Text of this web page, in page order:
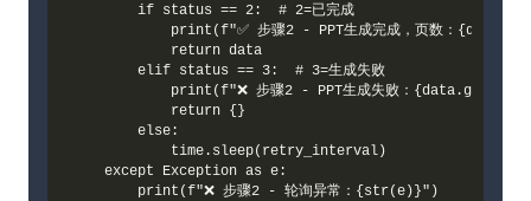
        if status == 2:  # 2=已完成
print(f"✅ 步骤2 - PPT生成完成，页数：
            return data
        elif status == 3:  # 3=生成失败
print(f"❌ 步骤2 - PPT生成失败：
            return {}
        else:
            time.sleep(retry_interval)
    except Exception as e:
        print(f"❌ 步骤2 - 轮询异常：{str(e)}")